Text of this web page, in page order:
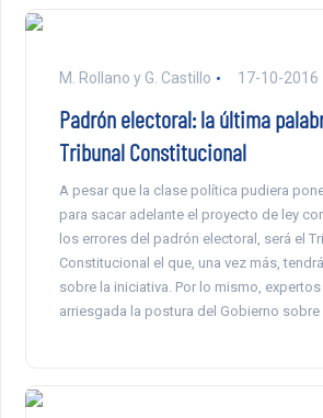
M. Rollano y G. Castillo 17-10-2016
Padrón electoral: la última
Tribunal Constitucional
A pesar que la clase política pudiera
para sacar adelante el proyecto de ley
los errores del padrón electoral, será el
Constitucional el que, una vez más,
sobre la iniciativa. Por lo mismo,
arriesgada la postura del Gobierno sobre